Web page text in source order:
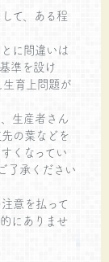
て、ある程
に間違いは
準を設け
育上問題が
生産者さん
の葉などを
くなってい
了承ください
意を払って
にありませ